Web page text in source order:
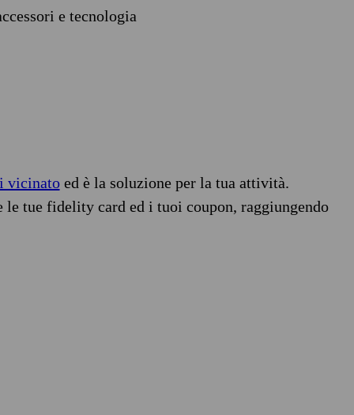
e tecnologia
vicinatoed è la soluzione per la tua attività.
tue fidelity card ed i tuoi coupon, raggiungendo